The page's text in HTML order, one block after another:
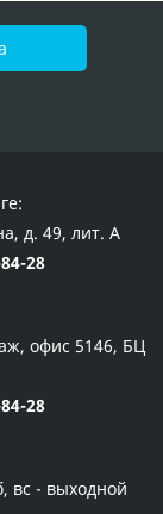
д. 49, лит. А
28
офис 5146, БЦ
28
вс - выходной